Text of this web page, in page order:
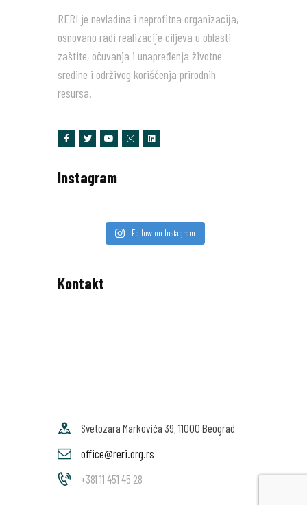
RERI je nevladina i neprofitna organizacija,
osnovano radi realizacije ciljeva u oblasti
zaštite, očuvanja i unapređenja životne
sredine i održivog korišćenja prirodnih
resursa.
Instagram
Follow on Instagram
Kontakt
Svetozara Markovića 39, 11000 Beograd
office@reri.org.rs
+381 11 451 45 28